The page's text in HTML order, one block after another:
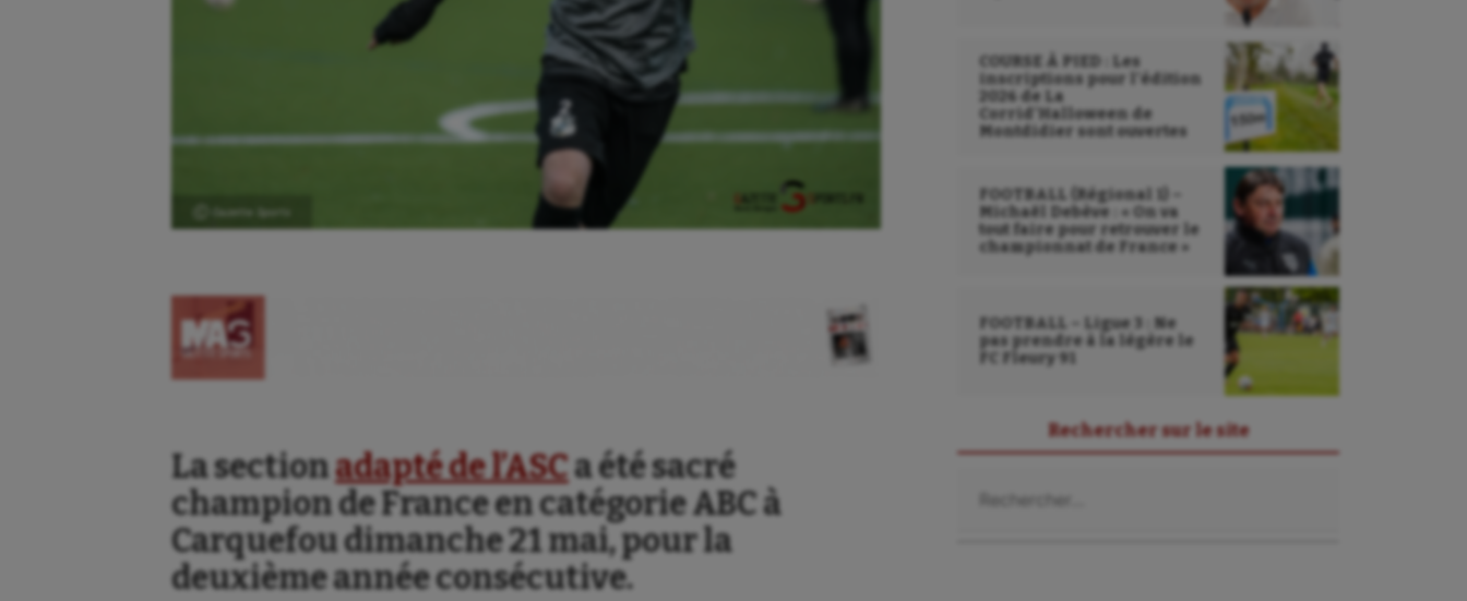
Aéronautique
Athlétisme
Auto
Aviron
Danse
Equitation
Escalade
Escrime
Korfbal
Sarbacane
Sauvetage sportif
La sectionadapté de l’ASCa été sacré
champion de France en catégorie ABC à
Carquefou dimanche 21 mai, pour la
deuxième année consécutive.
COURSE À PIED : Les
inscriptions pour l’édition
2026 de La
Corrid’Halloween de
Montdidier sont ouvertes
FOOTBALL (Régional 1) –
Michaël Debève : « On va
tout faire pour retrouver le
championnat de France »
FOOTBALL – Ligue 3 : Ne
pas prendre à la légère le
FC Fleury 91
Rechercher sur le site